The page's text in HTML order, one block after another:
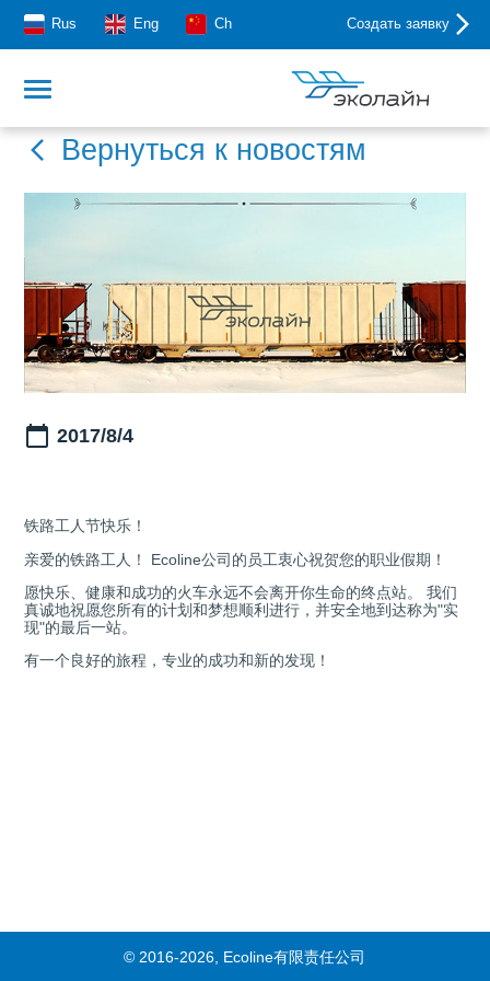
Rus Eng Ch Создать заявку
Вернуться к новостям
2017/8/4
铁路工人节快乐！
亲爱的铁路工人！ Ecoline公司的员工衷心祝贺您的职业假期！
愿快乐、健康和成功的火车永远不会离开你生命的终点站。 我们
真诚地祝愿您所有的计划和梦想顺利进行，并安全地到达称为"实
现"的最后一站。
有一个良好的旅程，专业的成功和新的发现！
© 2016-2026, Ecoline有限责任公司